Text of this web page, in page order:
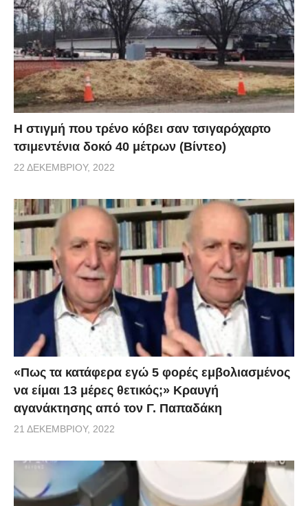
H στιγμή που τρένο κόβει σαν τσιγαρόχαρτο
τσιμεντένια δοκό 40 μέτρων (Βίντεο)
22 ΔΕΚΕΜΒΡΊΟΥ, 2022
«Πως τα κατάφερα εγώ 5 φορές εμβoλιασμένος
να είμαι 13 μέρες θετικός;» Κραυγή
αγανάκτησης από τον Γ. Παπαδάκη
21 ΔΕΚΕΜΒΡΊΟΥ, 2022